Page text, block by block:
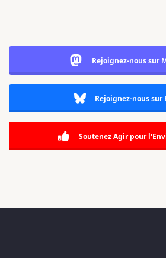
Rejoignez-nous sur
Rejoignez-nous sur
Soutenez Agir pour